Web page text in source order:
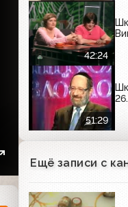
42:24
51:29
Ещё записи с